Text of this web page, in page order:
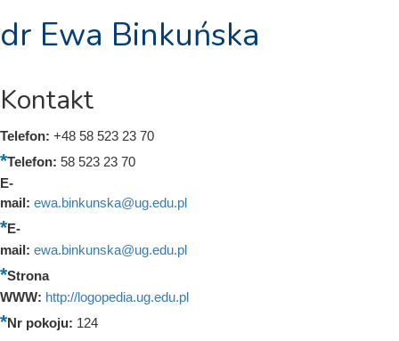
dr Ewa Binkuńska
Kontakt
Telefon: +48 58 523 23 70
Telefon: 58 523 23 70
E-
mail: ewa.binkunska@ug.edu.pl
E-
mail: ewa.binkunska@ug.edu.pl
Strona
WWW: http://logopedia.ug.edu.pl
Nr pokoju: 124